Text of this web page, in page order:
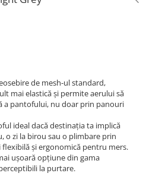
de mesh-ul standard,
mai elastică și permite aerului să
a pantofului, nu doar prin panouri
ideal dacă destinația ta implică
o zi la birou sau o plimbare prin
și ergonomică pentru mers.
ușoară opțiune din gama
la purtare.